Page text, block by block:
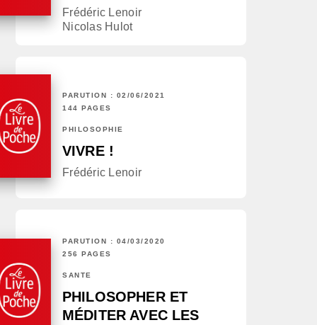
Frédéric Lenoir
Nicolas Hulot
PARUTION : 02/06/2021
144 PAGES
PHILOSOPHIE
VIVRE !
Frédéric Lenoir
PARUTION : 04/03/2020
256 PAGES
SANTÉ
PHILOSOPHER ET
MÉDITER AVEC LES